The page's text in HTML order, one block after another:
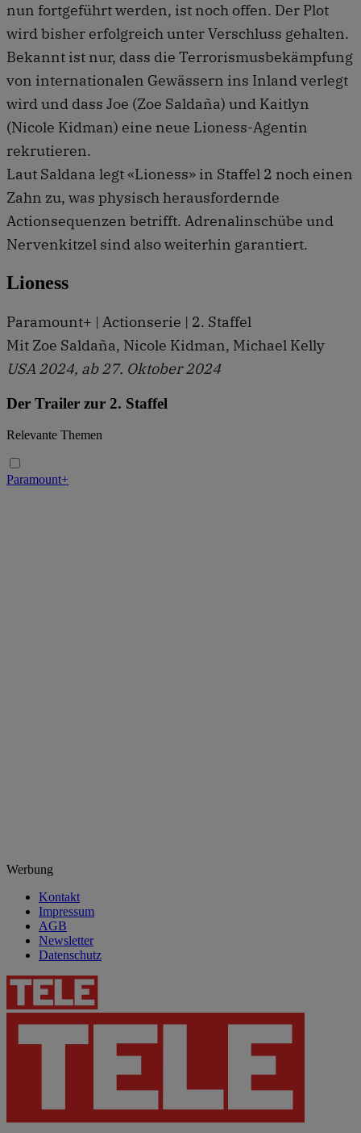
nun fortgeführt werden, ist noch offen. Der Plot
wird bisher erfolgreich unter Verschluss gehalten.
Bekannt ist nur, dass die Terrorismusbekämpfung
von internationalen Gewässern ins Inland verlegt
wird und dass Joe (Zoe Saldaña) und Kaitlyn
(Nicole Kidman) eine neue Lioness-Agentin
rekrutieren.
Laut Saldana legt «Lioness» in Staffel 2 noch einen
Zahn zu, was physisch herausfordernde
Actionsequenzen betrifft. Adrenalinschübe und
Nervenkitzel sind also weiterhin garantiert.
Lioness
Paramount+ | Actionserie | 2. Staffel
Mit Zoe Saldaña, Nicole Kidman, Michael Kelly
USA 2024, ab 27. Oktober 2024
Der Trailer zur 2. Staffel
Relevante Themen
Paramount+
Werbung
Kontakt
Impressum
AGB
Newsletter
Datenschutz